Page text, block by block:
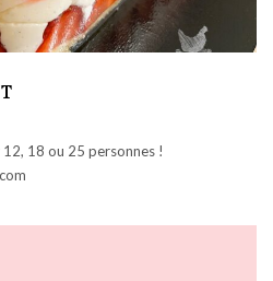
18 ou 25 personnes !